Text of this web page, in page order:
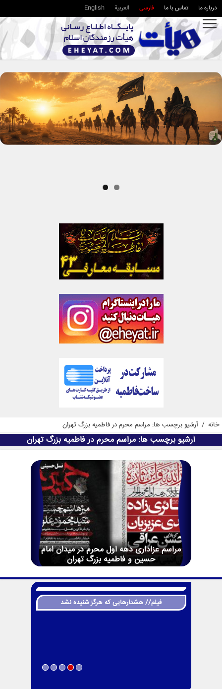
درباره ما تماس با ما فارسی العربية English
خانه / آرشیو برچسب ها: مراسم محرم در فاطمیه بزرگ تهران
آرشیو برچسب ها: مراسم محرم در فاطمیه بزرگ تهران
مراسم عزاداری دهه اول محرم در میدان امام
حسین و فاطمیه بزرگ تهران
فیلم// هشدارهایی که هرگز شنیده نشد